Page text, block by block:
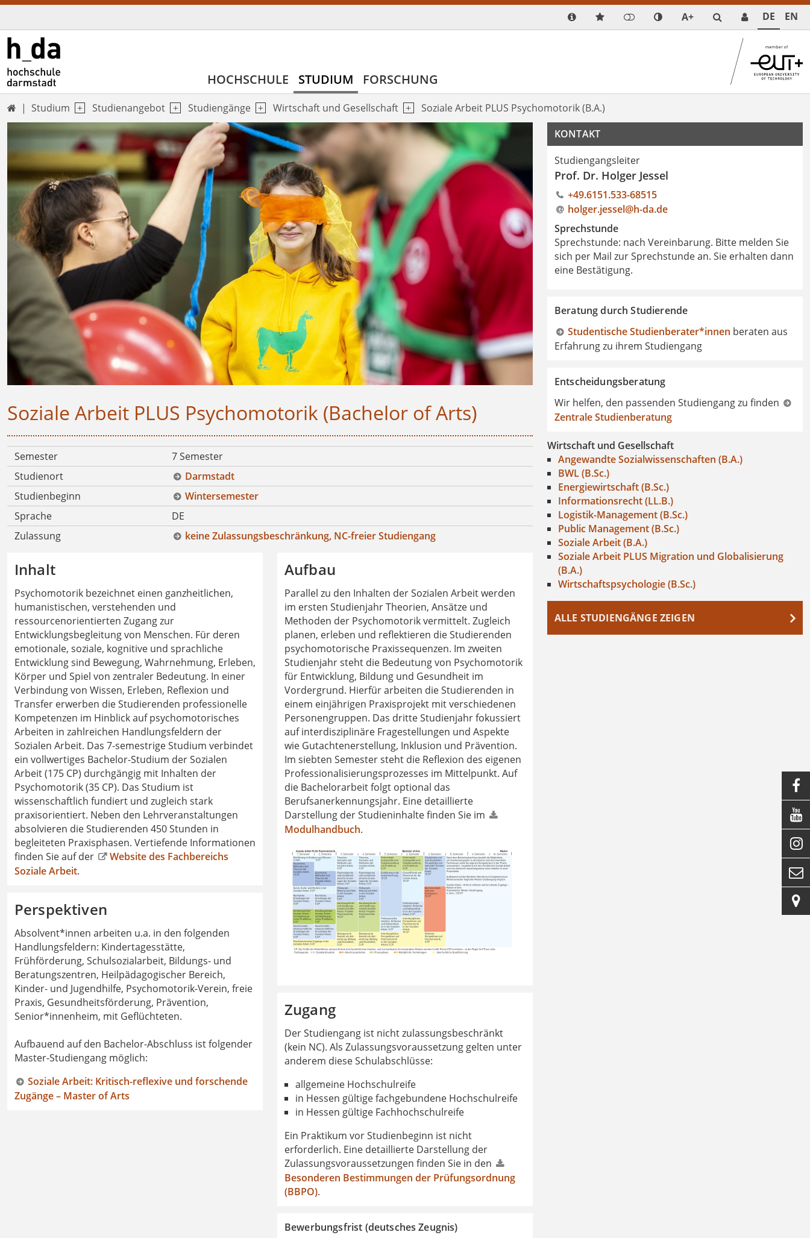
A+ DE EN
HOCHSCHULE STUDIUM FORSCHUNG
 Studium Studienangebot Studiengänge Wirtschaft und Gesellschaft Soziale Arbeit PLUS Psychomotorik (B.A.)
Soziale Arbeit PLUS Psychomotorik (Bachelor of Arts)
Semester
7 Semester
Studienort
Darmstadt
Studienbeginn
Wintersemester
Sprache
DE
Zulassung
keine Zulassungsbeschränkung, NC-freier Studiengang
Inhalt
Psychomotorik bezeichnet einen ganzheitlichen,
humanistischen, verstehenden und
ressourcenorientierten Zugang zur
Entwicklungsbegleitung von Menschen. Für deren
emotionale, soziale, kognitive und sprachliche
Entwicklung sind Bewegung, Wahrnehmung, Erleben,
Körper und Spiel von zentraler Bedeutung. In einer
Verbindung von Wissen, Erleben, Reflexion und
Transfer erwerben die Studierenden professionelle
Kompetenzen im Hinblick auf psychomotorisches
Arbeiten in zahlreichen Handlungsfeldern der
Sozialen Arbeit. Das 7-semestrige Studium verbindet
ein vollwertiges Bachelor-Studium der Sozialen
Arbeit (175 CP) durchgängig mit Inhalten der
Psychomotorik (35 CP). Das Studium ist
wissenschaftlich fundiert und zugleich stark
praxisorientiert. Neben den Lehrveranstaltungen
absolvieren die Studierenden 450 Stunden in
begleiteten Praxisphasen. Vertiefende Informationen
finden Sie auf der
Website des Fachbereichs
Soziale Arbeit.
Perspektiven
Absolvent*innen arbeiten u.a. in den folgenden
Handlungsfeldern: Kindertagesstätte,
Frühförderung, Schulsozialarbeit, Bildungs- und
Beratungszentren, Heilpädagogischer Bereich,
Kinder- und Jugendhilfe, Psychomotorik-Verein, freie
Praxis, Gesundheitsförderung, Prävention,
Senior*innenheim, mit Geflüchteten.
Aufbauend auf den Bachelor-Abschluss ist folgender
Master-Studiengang möglich:
Soziale Arbeit: Kritisch-reflexive und forschende
Zugänge – Master of Arts
Aufbau
Parallel zu den Inhalten der Sozialen Arbeit werden
im ersten Studienjahr Theorien, Ansätze und
Methoden der Psychomotorik vermittelt. Zugleich
planen, erleben und reflektieren die Studierenden
psychomotorische Praxissequenzen. Im zweiten
Studienjahr steht die Bedeutung von Psychomotorik
für Entwicklung, Bildung und Gesundheit im
Vordergrund. Hierfür arbeiten die Studierenden in
einem einjährigen Praxisprojekt mit verschiedenen
Personengruppen. Das dritte Studienjahr fokussiert
auf interdisziplinäre Fragestellungen und Aspekte
wie Gutachtenerstellung, Inklusion und Prävention.
Im siebten Semester steht die Reflexion des eigenen
Professionalisierungsprozesses im Mittelpunkt. Auf
die Bachelorarbeit folgt optional das
Berufsanerkennungsjahr. Eine detaillierte
Darstellung der Studieninhalte finden Sie im
Modulhandbuch.
Zugang
Der Studiengang ist nicht zulassungsbeschränkt
(kein NC). Als Zulassungsvoraussetzung gelten unter
anderem diese Schulabschlüsse:
allgemeine Hochschulreife
in Hessen gültige fachgebundene Hochschulreife
in Hessen gültige Fachhochschulreife
Ein Praktikum vor Studienbeginn ist nicht
erforderlich. Eine detaillierte Darstellung der
Zulassungsvoraussetzungen finden Sie in den
Besonderen Bestimmungen der Prüfungsordnung
(BBPO).
Bewerbungsfrist (deutsches Zeugnis)
KONTAKT
Studiengangsleiter
Prof. Dr. Holger Jessel
+49.6151.533-68515
holger.jessel@h-da.de
Sprechstunde
Sprechstunde: nach Vereinbarung. Bitte melden Sie
sich per Mail zur Sprechstunde an. Sie erhalten dann
eine Bestätigung.
Beratung durch Studierende
Studentische Studienberater*innen beraten aus
Erfahrung zu ihrem Studiengang
Entscheidungsberatung
Wir helfen, den passenden Studiengang zu finden
Zentrale Studienberatung
Wirtschaft und Gesellschaft
Angewandte Sozialwissenschaften (B.A.)
BWL (B.Sc.)
Energiewirtschaft (B.Sc.)
Informationsrecht (LL.B.)
Logistik-Management (B.Sc.)
Public Management (B.Sc.)
Soziale Arbeit (B.A.)
Soziale Arbeit PLUS Migration und Globalisierung
(B.A.)
Wirtschaftspsychologie (B.Sc.)
ALLE STUDIENGÄNGE ZEIGEN




